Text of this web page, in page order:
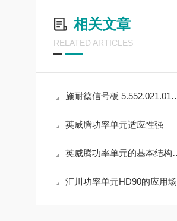
相关文章
RELATED ARTICLES
施耐德信号板 5.552.021.01的安装位置与方法详解
英威腾功率单元适应性强
英威腾功率单元的基本结构设计
汇川功率单元HD90的应用场景有哪些？